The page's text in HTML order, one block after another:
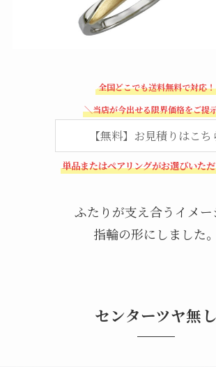
全国どこでも送料無料で対応！
＼当店が今出せる限界価格をご提
【無料】お見積りはこち
単品またはペアリングがお選びいた
ふたりが支え合うイメー
指輪の形にしました。
センターツヤ無し